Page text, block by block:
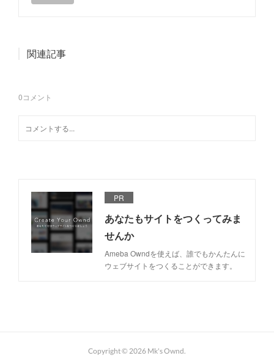
関連記事
0コメント
PR
あなたもサイトをつくってみま
せんか
Ameba Owndを使えば、誰でもかんたんに
ウェブサイトをつくることができます。
Copyright © 2026 Mk's Ownd.